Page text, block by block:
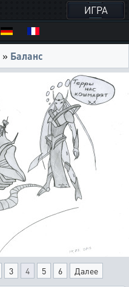
ИГРА
» Баланс
3 4 5 6 Далее